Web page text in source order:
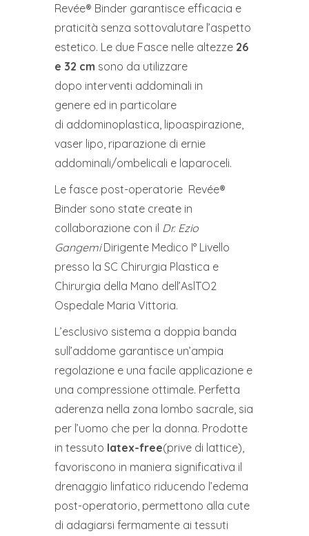
Revée® Binder garantisce efficacia e
praticità senza sottovalutare l’aspetto
estetico. Le due Fasce nelle altezze 26
e 32 cm sono da utilizzare
dopo interventi addominali in
genere ed in particolare
di addominoplastica, lipoaspirazione,
vaser lipo, riparazione di ernie
addominali/ombelicali e laparoceli.
Le fasce post-operatorie Revée®
Binder sono state create in
collaborazione con il Dr. Ezio
Gangemi Dirigente Medico I° Livello
presso la SC Chirurgia Plastica e
Chirurgia della Mano dell’AslTO2
Ospedale Maria Vittoria.
L’esclusivo sistema a doppia banda
sull’addome garantisce un’ampia
regolazione e una facile applicazione e
una compressione ottimale. Perfetta
aderenza nella zona lombo sacrale, sia
per l’uomo che per la donna. Prodotte
in tessuto latex-free(prive di lattice),
favoriscono in maniera significativa il
drenaggio linfatico riducendo l’edema
post-operatorio, permettono alla cute
di adagiarsi fermamente ai tessuti